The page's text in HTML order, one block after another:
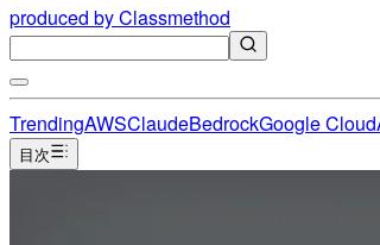
produced by Classmethod
TrendingAWSClaudeBedrockGoogle Cloud
目次